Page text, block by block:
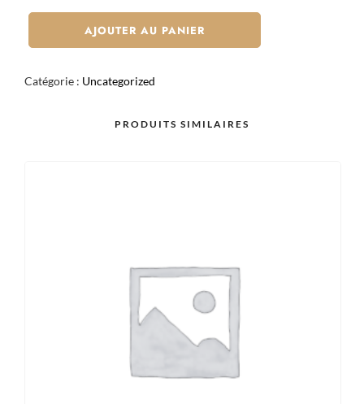
X8
AJOUTER AU PANIER
Catégorie : Uncategorized
PRODUITS SIMILAIRES